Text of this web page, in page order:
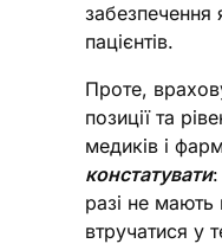
забезпечення
пацієнтів.
Проте,
позиції та
медиків і
констатувати:
разі не мають
втручатися у